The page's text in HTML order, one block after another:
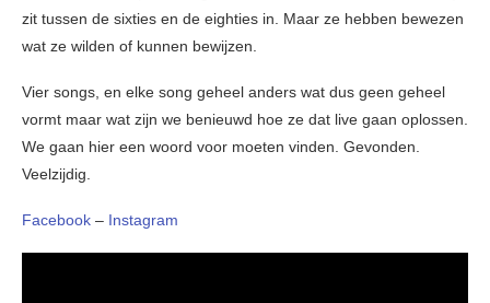
zit tussen de sixties en de eighties in. Maar ze hebben bewezen
wat ze wilden of kunnen bewijzen.
Vier songs, en elke song geheel anders wat dus geen geheel
vormt maar wat zijn we benieuwd hoe ze dat live gaan oplossen.
We gaan hier een woord voor moeten vinden. Gevonden.
Veelzijdig.
Facebook – Instagram